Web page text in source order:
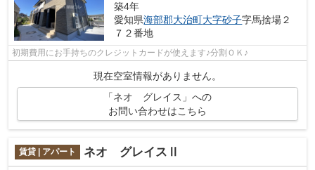
築4年
愛知県海部郡大治町大字砂子字馬捨場２
７２番地
初期費用にお手持ちのクレジットカードが使えます♪分割ＯＫ♪
現在空室情報がありません。
「ネオ グレイス」への
お問い合わせはこちら
賃貸 | アパート ネオ グレイスⅡ